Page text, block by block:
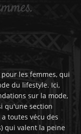
les femmes, qui
du lifestyle. Ici,
sur la mode,
qu'une section
toutes vécu des
qui valent la peine